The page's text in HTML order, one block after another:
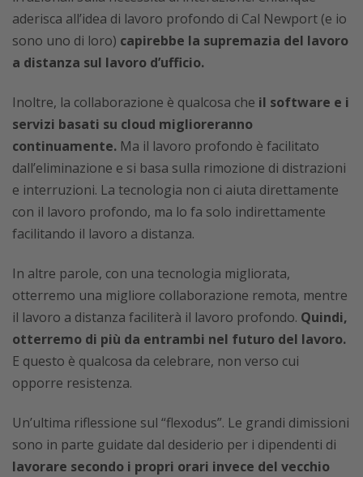
aderisca all’idea di lavoro profondo di Cal Newport (e io
sono uno di loro) capirebbe la supremazia del lavoro
a distanza sul lavoro d’ufficio.
Inoltre, la collaborazione è qualcosa che il software e i
servizi basati su cloud miglioreranno
continuamente. Ma il lavoro profondo è facilitato
dall’eliminazione e si basa sulla rimozione di distrazioni
e interruzioni. La tecnologia non ci aiuta direttamente
con il lavoro profondo, ma lo fa solo indirettamente
facilitando il lavoro a distanza.
In altre parole, con una tecnologia migliorata,
otterremo una migliore collaborazione remota, mentre
il lavoro a distanza faciliterà il lavoro profondo. Quindi,
otterremo di più da entrambi nel futuro del lavoro.
E questo è qualcosa da celebrare, non verso cui
opporre resistenza.
Un’ultima riflessione sul “flexodus”. Le grandi dimissioni
sono in parte guidate dal desiderio per i dipendenti di
lavorare secondo i propri orari invece del vecchio